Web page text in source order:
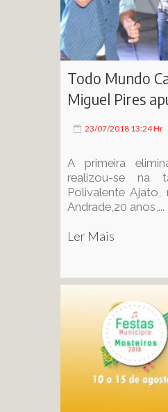
Todo Mundo
Miguel Pires
23/07/2018 13:24 Hr
A primeira
realizou-se na
Polivalente Ajato,
Andrade,20 anos,...
Ler Mais